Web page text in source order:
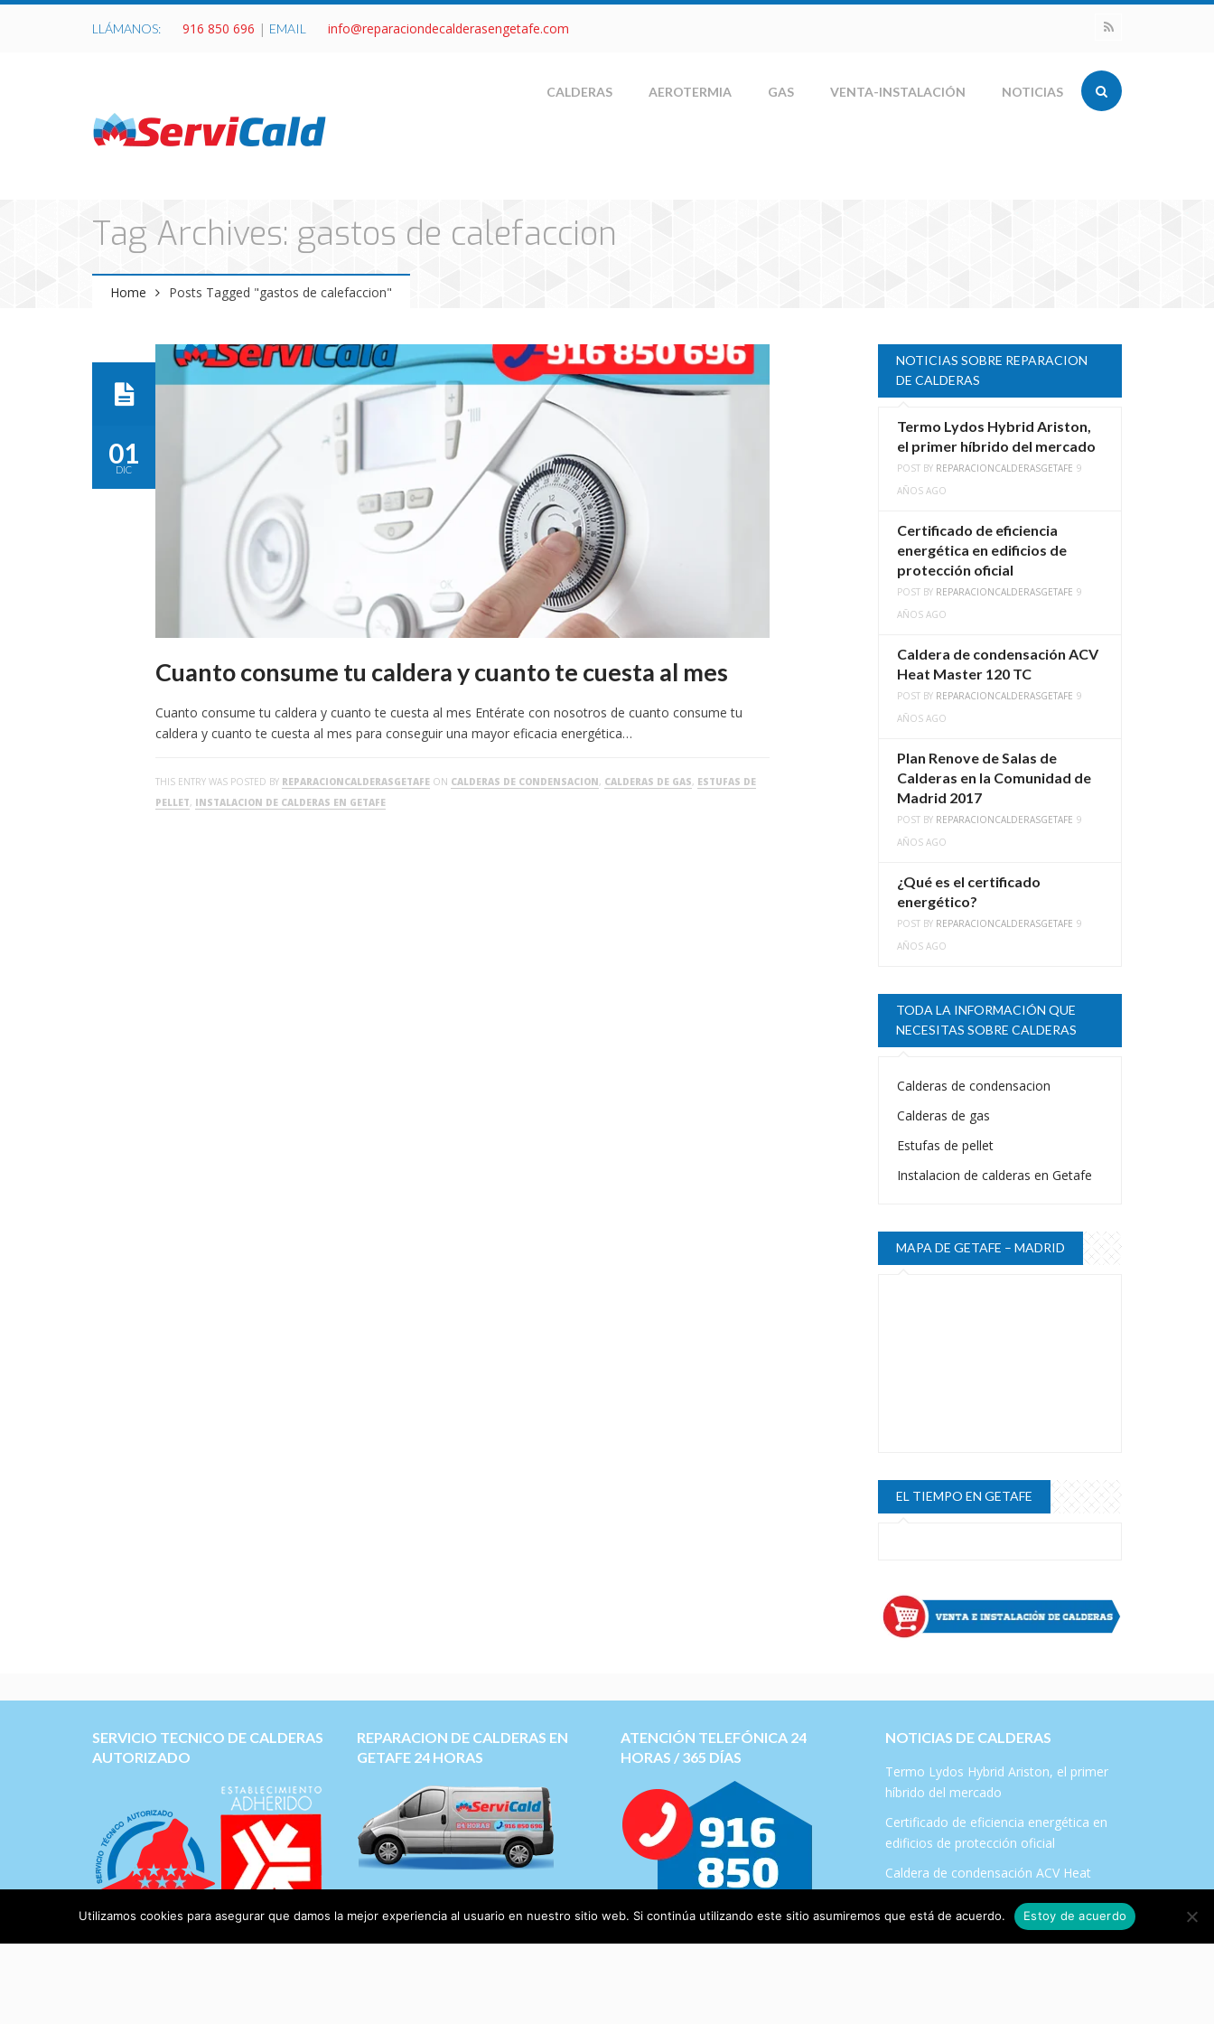
LLÁMANOS: 916 850 696 | EMAIL info@reparaciondecalderasengetafe.com
CALDERAS AEROTERMIA GAS VENTA-INSTALACIÓN NOTICIAS
Tag Archives: gastos de calefaccion
Home Posts Tagged "gastos de calefaccion"
01
DIC
Cuanto consume tu caldera y cuanto te cuesta al mes
Cuanto consume tu caldera y cuanto te cuesta al mes Entérate con nosotros de cuanto consume tu
caldera y cuanto te cuesta al mes para conseguir una mayor eficacia energética…
THIS ENTRY WAS POSTED BY REPARACIONCALDERASGETAFE ON CALDERAS DE CONDENSACION, CALDERAS DE GAS, ESTUFAS DE
PELLET, INSTALACION DE CALDERAS EN GETAFE
NOTICIAS SOBRE REPARACION
DE CALDERAS
Termo Lydos Hybrid Ariston,
el primer híbrido del mercado
POST BY REPARACIONCALDERASGETAFE 9
AÑOS AGO
Certificado de eficiencia
energética en edificios de
protección oficial
POST BY REPARACIONCALDERASGETAFE 9
AÑOS AGO
Caldera de condensación ACV
Heat Master 120 TC
POST BY REPARACIONCALDERASGETAFE 9
AÑOS AGO
Plan Renove de Salas de
Calderas en la Comunidad de
Madrid 2017
POST BY REPARACIONCALDERASGETAFE 9
AÑOS AGO
¿Qué es el certificado
energético?
POST BY REPARACIONCALDERASGETAFE 9
AÑOS AGO
TODA LA INFORMACIÓN QUE
NECESITAS SOBRE CALDERAS
Calderas de condensacion
Calderas de gas
Estufas de pellet
Instalacion de calderas en Getafe
MAPA DE GETAFE – MADRID
EL TIEMPO EN GETAFE
Utilizamos cookies para asegurar que damos la mejor experiencia al usuario en nuestro sitio web. Si continúa utilizando este sitio asumiremos que está de acuerdo. Estoy de acuerdo
SERVICIO TECNICO DE CALDERAS
AUTORIZADO
REPARACION DE CALDERAS EN
GETAFE 24 HORAS
Servicio tecnico de calderasSaunier
Duval, Roca, Junkers, Ferroli,
ATENCIÓN TELEFÓNICA 24
HORAS / 365 DÍAS
NOTICIAS DE CALDERAS
Termo Lydos Hybrid Ariston, el primer
híbrido del mercado
Certificado de eficiencia energética en
edificios de protección oficial
Caldera de condensación ACV Heat
Master 120 TC
Plan Renove de Salas de Calderas en la
Comunidad de Madrid 2017